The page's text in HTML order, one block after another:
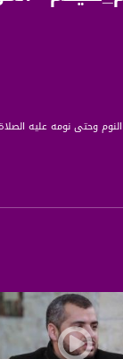
وحتى نومه عليه